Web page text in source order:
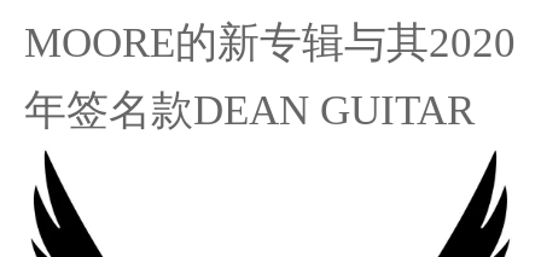
MOORE的新专辑与其2020
年签名款DEAN GUITAR